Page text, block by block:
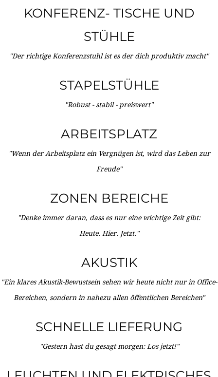
KONFERENZ- TISCHE UND
STÜHLE
"Der richtige Konferenzstuhl ist es der dich produktiv macht"
STAPELSTÜHLE
"Robust - stabil - preiswert"
ARBEITSPLATZ
"Wenn der Arbeitsplatz ein Vergnügen ist, wird das Leben zur
Freude"
ZONEN BEREICHE
"Denke immer daran, dass es nur eine wichtige Zeit gibt:
Heute. Hier. Jetzt."
AKUSTIK
"Ein klares Akustik-Bewustsein sehen wir heute nicht nur in Office-
Bereichen, sondern in nahezu allen öffentlichen Bereichen"
SCHNELLE LIEFERUNG
"Gestern hast du gesagt morgen: Los jetzt!"